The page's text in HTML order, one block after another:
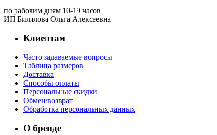
по рабочим дням 10-19 часов
ИП Билялова Ольга Алексеевна
Клиентам
Часто задаваемые вопросы
Таблица размеров
Доставка
Способы оплаты
Персональные скидки
Обмен/возврат
Обработка персональных данных
О бренде